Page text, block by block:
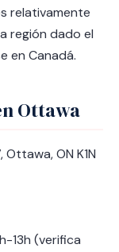
relativamente
región dado el
en Canadá.
Ottawa
ON K1N
13h (verifica